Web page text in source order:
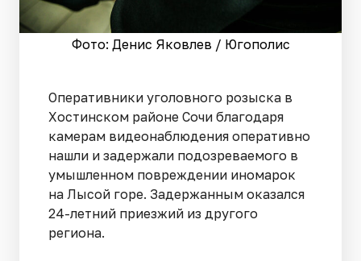
Фото: Денис Яковлев / Югополис
Оперативники уголовного розыска в
Хостинском районе Сочи благодаря
камерам видеонаблюдения оперативно
нашли и задержали подозреваемого в
умышленном повреждении иномарок
на Лысой горе. Задержанным оказался
24-летний приезжий из другого
региона.